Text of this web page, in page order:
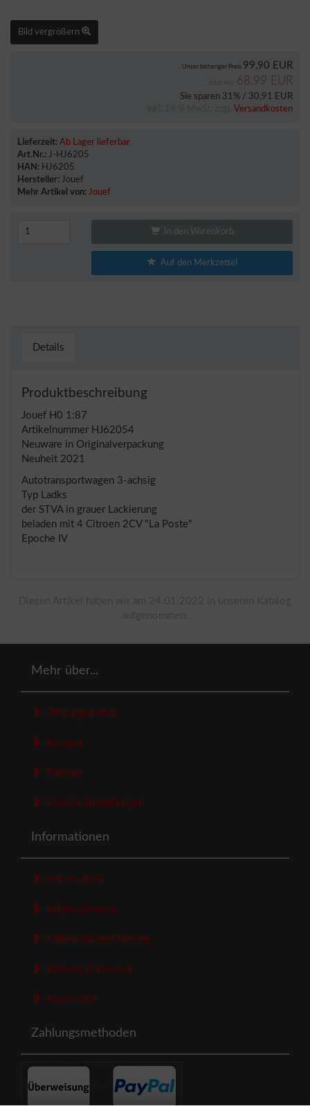
Bild vergrößern
Unser bisheriger Preis 99,90 EUR
Jetzt nur 68,99 EUR
Sie sparen 31% / 30,91 EUR
Versandkosten
Lieferzeit: Ab Lager lieferbar
Art.Nr.: J-HJ6205
HAN: HJ6205
Hersteller: Jouef
Mehr Artikel von: Jouef
In den Warenkorb
Auf den Merkzettel
Details
Produktbeschreibung
Jouef H0 1:87
Artikelnummer HJ62054
Neuware in Originalverpackung
Neuheit 2021
Autotransportwagen 3-achsig
Typ Ladks
der STVA in grauer Lackierung
beladen mit 4 Citroen 2CV "La Poste"
Epoche IV
Mehr über...
Öffnungszeiten
Kontakt
Sitemap
Cookie Einstellungen
Informationen
Unsere AGB
Widerrufsrecht
Datenschutzerklaerung
Zahlung & Versand
Impressum
Zahlungsmethoden